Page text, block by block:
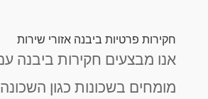
חקירות פרטיות ביבנה אזורי שירות
אנו מבצעים חקירות ביבנה
מומחים בשכונות כגון